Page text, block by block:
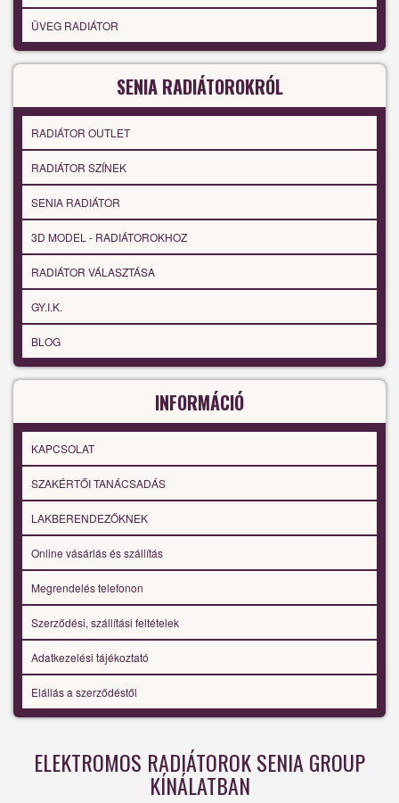
ÜVEG RADIÁTOR
SENIA RADIÁTOROKRÓL
RADIÁTOR OUTLET
RADIÁTOR SZÍNEK
SENIA RADIÁTOR
3D MODEL - RADIÁTOROKHOZ
RADIÁTOR VÁLASZTÁSA
GY.I.K.
BLOG
INFORMÁCIÓ
KAPCSOLAT
SZAKÉRTŐI TANÁCSADÁS
LAKBERENDEZŐKNEK
Online vásárlás és szállítás
Megrendelés telefonon
Szerződési, szállítási feltételek
Adatkezelési tájékoztató
Elállás a szerződéstől
ELEKTROMOS RADIÁTOROK SENIA GROUP
KÍNÁLATBAN